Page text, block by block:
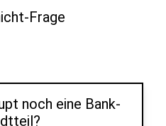
Frage
noch eine Bank-